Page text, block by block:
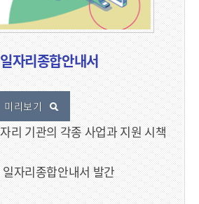
자리종합안내서
미리보기
리 기관의 각종 사업과 지원 시책
자리종합안내서 발간